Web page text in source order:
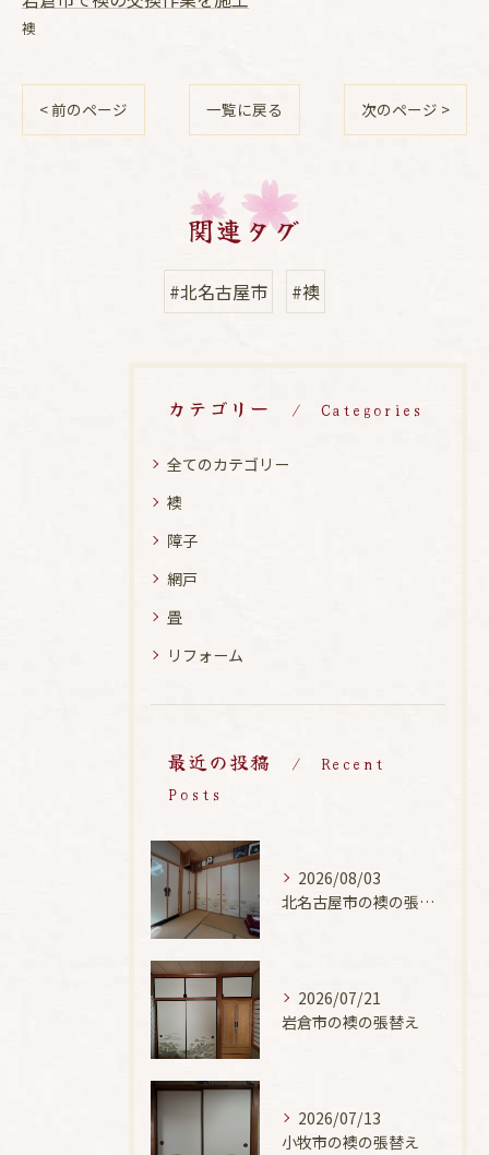
襖
< 前のページ 一覧に戻る 次のページ >
関連タグ
#北名古屋市 #襖
カテゴリー Categories
全てのカテゴリー
襖
障子
網戸
畳
リフォーム
最近の投稿
Recent
Posts
2026/08/03
北名古屋市の襖の張替え
2026/07/21
岩倉市の襖の張替え
2026/07/13
小牧市の襖の張替え